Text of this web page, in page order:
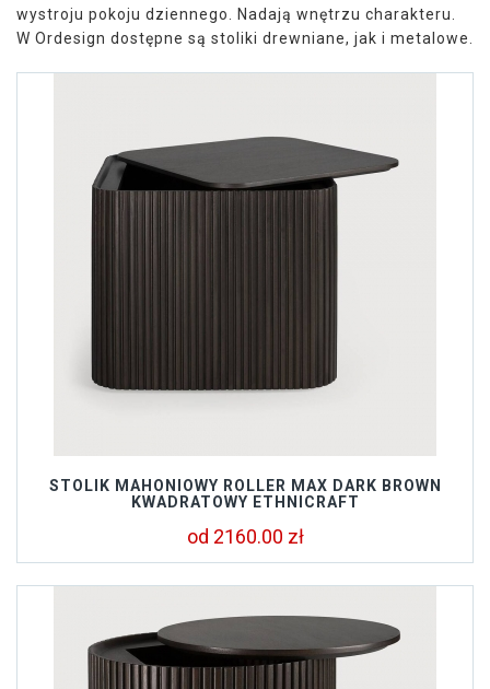
wystroju pokoju dziennego. Nadają wnętrzu charakteru.
W Ordesign dostępne są stoliki drewniane, jak i metalowe.
STOLIK MAHONIOWY ROLLER MAX DARK BROWN
KWADRATOWY ETHNICRAFT
od 2160.00 zł